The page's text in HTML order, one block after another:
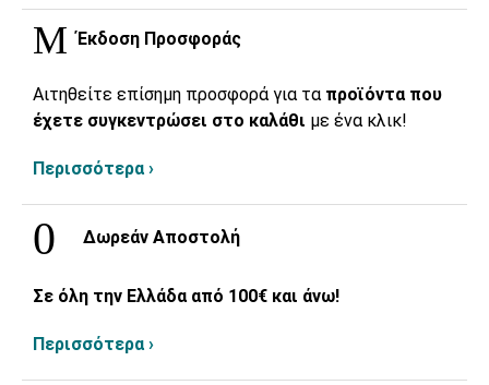
Έκδοση Προσφοράς
Αιτηθείτε επίσημη προσφορά για τα προϊόντα που
έχετε συγκεντρώσει στο καλάθι με ένα κλικ!
Περισσότερα ›
Δωρεάν Αποστολή
Σε όλη την Ελλάδα από 100€ και άνω!
Περισσότερα ›